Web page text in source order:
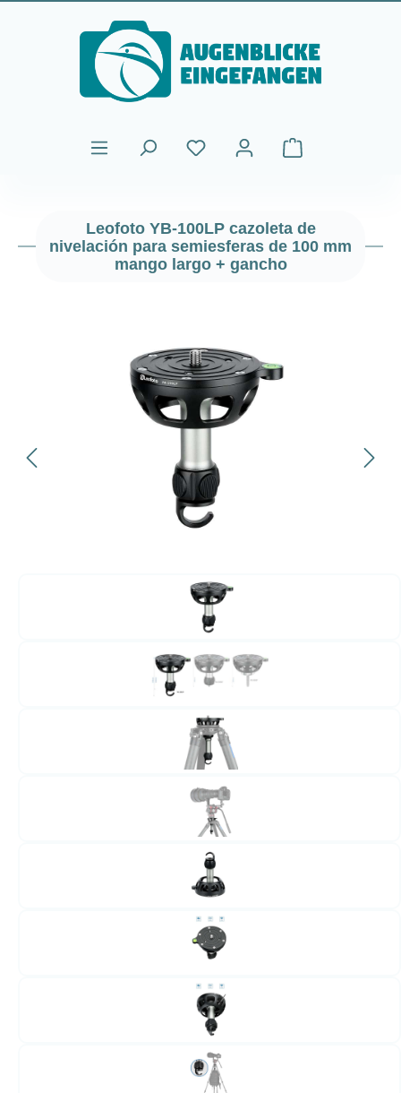
Saltar al contenido principal
El carrito de
Leofoto YB-100LP cazoleta de
nivelación para semiesferas de 100 mm
mango largo + gancho